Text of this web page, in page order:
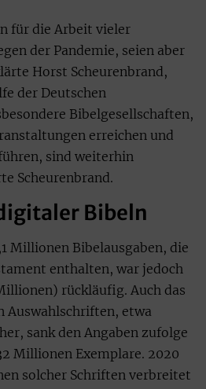
für die Arbeit vieler
der Pandemie, seien aber
Horst Scheurenbrand,
der Deutschen
Bibelgesellschaften,
erreichen und
sind weiterhin
Scheurenbrand.
Bibeln
Millionen Bibelausgaben, die
enthalten, war jedoch
rückläufig. Auch das
Auswahlschriften, etwa
sank den Angaben zufolge
Millionen Exemplare. 2020
solcher Schriften verbreitet